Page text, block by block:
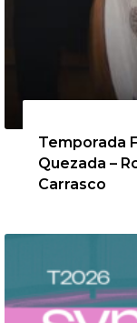
Temporada
Quezada –
Carrasco